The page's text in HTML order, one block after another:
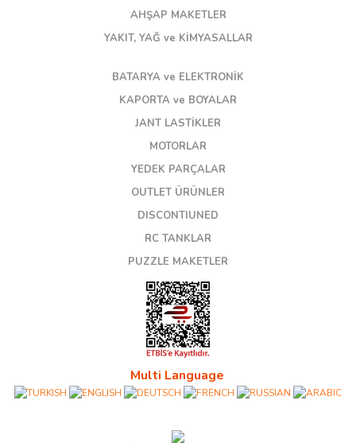
AHŞAP MAKETLER
YAKIT, YAĞ ve KİMYASALLAR
BATARYA ve ELEKTRONİK
KAPORTA ve BOYALAR
JANT LASTİKLER
MOTORLAR
YEDEK PARÇALAR
OUTLET ÜRÜNLER
DISCONTIUNED
RC TANKLAR
PUZZLE MAKETLER
Multi Language